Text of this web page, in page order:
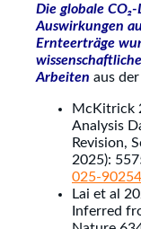
Die globale CO₂-
Auswirkungen
Ernteerträge
Arbeiten aus
McKitrick
Analysis
Revision,
2025):
025-
Lai et al
Inferred